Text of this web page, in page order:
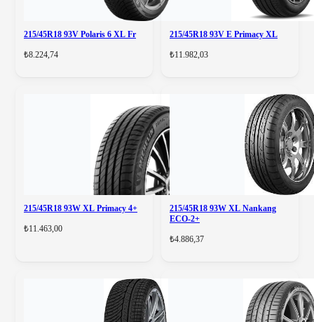
215/45R18 93V Polaris 6 XL Fr
₺8.224,74
215/45R18 93V E Primacy XL
₺11.982,03
215/45R18 93W XL Primacy 4+
₺11.463,00
215/45R18 93W XL Nankang
ECO-2+
₺4.886,37